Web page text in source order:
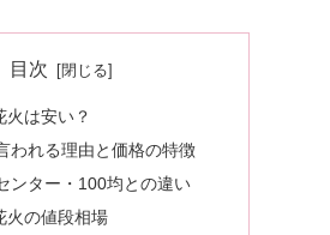
目次
火は安い？
われる理由と価格の特徴
ンター・100均との違い
火の値段相場